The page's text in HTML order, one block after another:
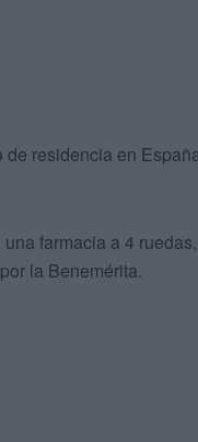
de residencia en
farmacia a 4
la Benemérita.